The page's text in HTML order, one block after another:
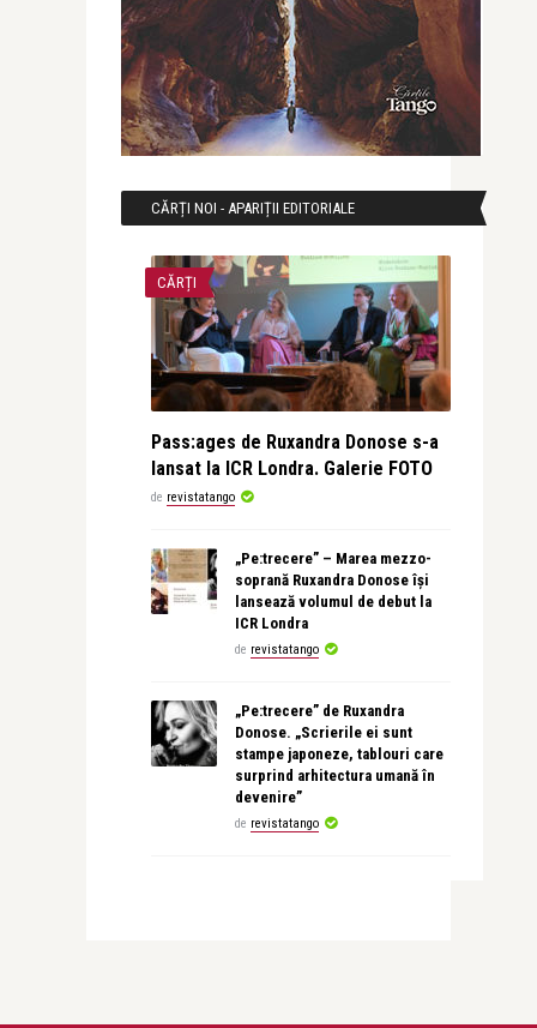
CĂRȚI NOI - APARIȚII EDITORIALE
CĂRȚI
Pass:ages de Ruxandra Donose s-a
lansat la ICR Londra. Galerie FOTO
de revistatango
„Pe:trecere” – Marea mezzo-
soprană Ruxandra Donose își
lansează volumul de debut la
ICR Londra
de revistatango
„Pe:trecere” de Ruxandra
Donose. „Scrierile ei sunt
stampe japoneze, tablouri care
surprind arhitectura umană în
devenire”
de revistatango